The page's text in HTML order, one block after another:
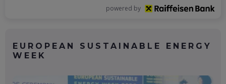
powered by
EUROPEAN SUSTAINABLE ENERGY
WEEK